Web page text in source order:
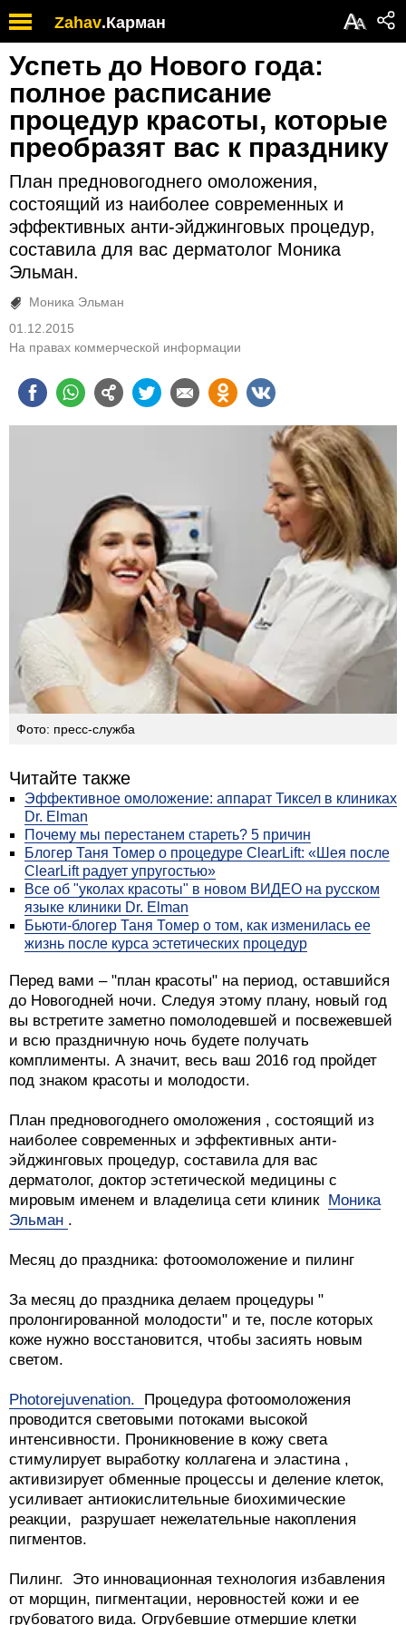
Zahav.Карман АА
Успеть до Hового года:
полное расписание
процедур красоты, которые
преобразят вас к празднику
План предновогоднего омоложения,
состоящий из наиболее современных и
эффективных анти-эйджинговых процедур,
составила для вас дерматолог Моника
Эльман.
Моника Эльман
01.12.2015
На правах коммерческой информации
Фото: пресс-служба
Читайте также
Эффективное омоложение: аппарат Тиксел в клиниках
Dr. Elman
Почему мы перестанем стареть? 5 причин
Блогер Таня Томер о процедуре ClearLift: «Шея после
ClearLift радует упругостью»
Все об "уколах красоты" в новом ВИДЕО на русском
языке клиники Dr. Elman
Бьюти-блогер Таня Томер о том, как изменилась ее
жизнь после курса эстетических процедур
Перед вами – "план красоты" на период, оставшийся
до Новогодней ночи. Следуя этому плану, новый год
вы встретите заметно помолодевшей и посвежевшей
и всю праздничную ночь будете получать
комплименты. А значит, весь ваш 2016 год пройдет
под знаком красоты и молодости.
План предновогоднего омоложения , состоящий из
наиболее современных и эффективных анти-
эйджинговых процедур, составила для вас
дерматолог, доктор эстетической медицины с
мировым именем и владелица сети клиник Моника
Эльман .
Месяц до праздника: фотоомоложение и пилинг
За месяц до праздника делаем процедуры "
пролонгированной молодости" и те, после которых
коже нужно восстановится, чтобы засиять новым
светом.
Photorejuvenation.
Процедура фотоомоложения
проводится световыми потоками высокой
интенсивности. Проникновение в кожу света
стимулирует выработку коллагена и эластина ,
активизирует обменные процессы и деление клеток,
усиливает антиокислительные биохимические
реакции, разрушает нежелательные накопления
пигментов.
Пилинг. Это инновационная технология избавления
от морщин, пигментации, неровностей кожи и ее
грубоватого вида. Огрубевшие отмершие клетки